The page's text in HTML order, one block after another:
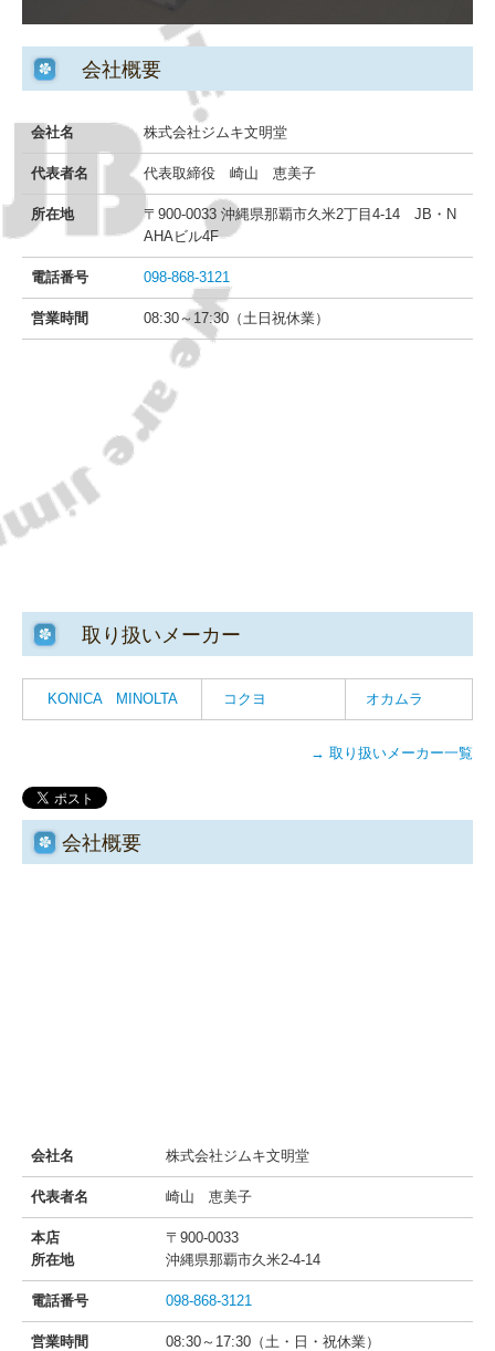
会社概要
会社名 株式会社ジムキ文明堂
代表者名 代表取締役 崎山 恵美子
所在地
〒900-0033 沖縄県那覇市久米2丁目4-14 JB・N
AHAビル4F
電話番号 098-868-3121
営業時間 08:30～17:30（土日祝休業）
取り扱いメーカー
KONICA MINOLTA コクヨ オカムラ
→ 取り扱いメーカー一覧
会社概要
会社名 株式会社ジムキ文明堂
代表者名 崎山 恵美子
本店
所在地
〒900-0033
沖縄県那覇市久米2-4-14
電話番号 098-868-3121
営業時間 08:30～17:30（土・日・祝休業）